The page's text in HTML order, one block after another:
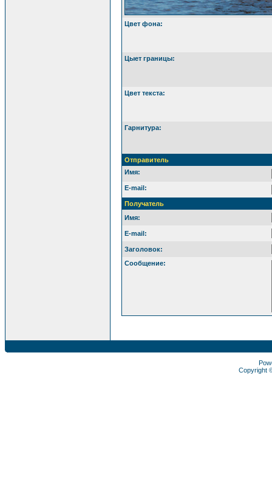
Цвет фона:
Цыет границы:
Цвет текста:
Гарнитура:
Отправитель
Имя:
E-mail:
Получатель
Имя:
E-mail:
Заголовок:
Сообщение:
Copyright